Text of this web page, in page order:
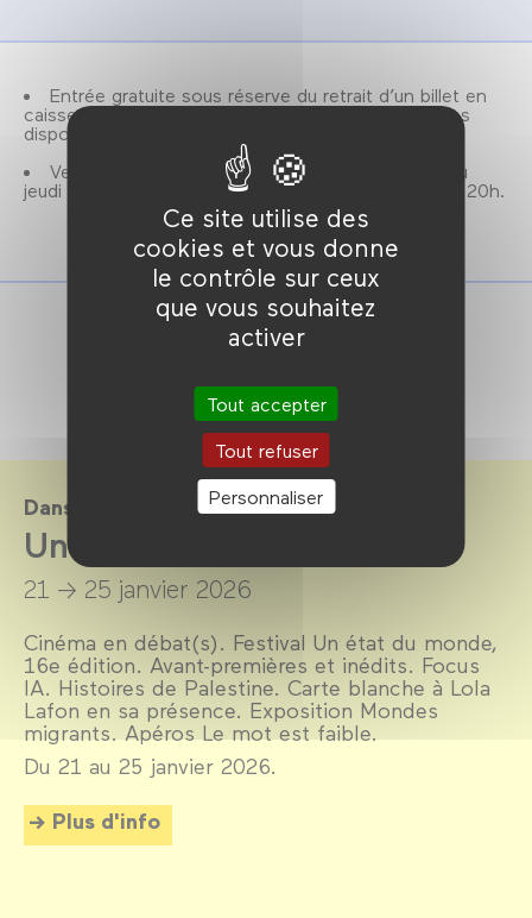
Ce site utilise des
cookies et vous donne
le contrôle sur ceux
que vous souhaitez
activer
Tout accepter
Tout refuser
Personnaliser
Entrée gratuite sous réserve du retrait d’un billet en
caisse, le jour de la séance, dans la limite des places
disponibles.
Vente des ouvrages de la collection Anamosa du
jeudi 22 janvier au samedi 24 janvier inclus de 18h à 20h.
Dans le cadre de
Un état du monde 2026
21 → 25 janvier 2026
Cinéma en débat(s). Festival Un état du monde,
16e édition. Avant-premières et inédits. Focus
IA. Histoires de Palestine. Carte blanche à Lola
Lafon en sa présence. Exposition Mondes
migrants. Apéros Le mot est faible.
Du 21 au 25 janvier 2026.
Plus d'info